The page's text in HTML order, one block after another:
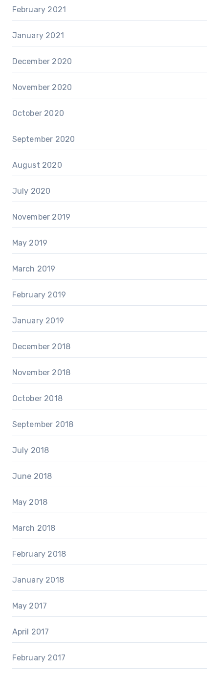
February 2021
January 2021
December 2020
November 2020
October 2020
September 2020
August 2020
July 2020
November 2019
May 2019
March 2019
February 2019
January 2019
December 2018
November 2018
October 2018
September 2018
July 2018
June 2018
May 2018
March 2018
February 2018
January 2018
May 2017
April 2017
February 2017